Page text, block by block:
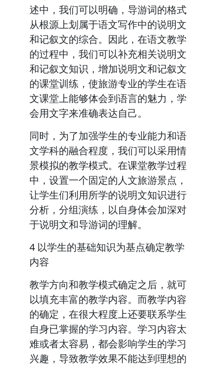
述中，我们可以明确，导游词的格式
从根源上划属于语文写作中的说明文
和记叙文的综合。因此，在语文教学
的过程中，我们可以补充相关说明文
和记叙文知识，增加说明文和记叙文
的课堂训练，使旅游专业的学生在语
文课堂上能够体会到语言的魅力，学
会用文字来准确表达自己。
同时，为了加强学生的专业能力和语
文学科的融合程度，我们可以采用情
景模拟的教学模式。在课堂教学过程
中，设置一个固定的人文旅游景点，
让学生们利用所学的说明文知识进行
分析，分组演练，以自身体会加深对
于说明文和导游词的理解。
4 以学生的基础知识为基点确定教学
内容
教学方向和教学模式确定之后，就可
以填充丰富的教学内容。而教学内容
的确定，在很大程度上还要联系学生
自身已掌握的学习内容。学习内容太
难或者太容易，都会影响学生的学习
兴趣，导致教学效果不能达到理想的